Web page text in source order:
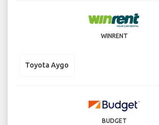
WINRENT
Toyota Aygo
BUDGET